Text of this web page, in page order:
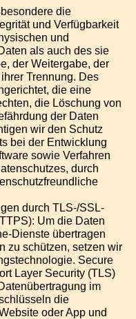
die
und Verfügbarkeit
und
als auch des sie
der Weitergabe, der
Trennung. Des
die eine
die Löschung von
der Daten
wir den Schutz
bei der Entwicklung
sowie Verfahren
durch
durch TLS-/SSL-
Um die Daten
Dienste übertragen
zu schützen, setzen wir
Secure
Layer Security (TLS)
im
die
oder App und